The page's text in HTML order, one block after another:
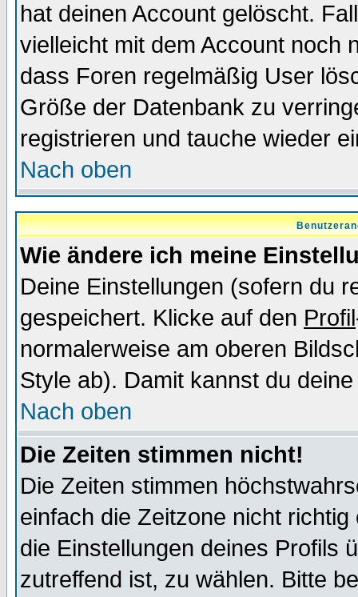
hat deinen Account gelöscht.
vielleicht mit dem Account noch
dass Foren regelmäßig User
Größe der Datenbank zu
registrieren und tauche wieder
Nach oben
Wie ändere ich meine
Deine Einstellungen (sofern du
gespeichert. Klicke auf den Profil
normalerweise am oberen
Style ab). Damit kannst du
Nach oben
Die Zeiten stimmen nicht!
Die Zeiten stimmen
einfach die Zeitzone nicht
die Einstellungen deines Profils
zutreffend ist, zu wählen. Bitte